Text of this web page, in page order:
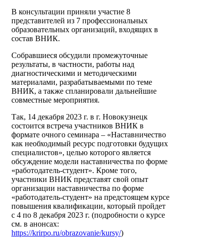
В консультации приняли участие 8
представителей из 7 профессиональных
образовательных организаций, входящих в
состав ВНИК.
Собравшиеся обсудили промежуточные
результаты, в частности, работы над
диагностическими и методическими
материалами, разрабатываемыми по теме
ВНИК, а также спланировали дальнейшие
совместные мероприятия.
Так, 14 декабря 2023 г. в г. Новокузнецк
состоится встреча участников ВНИК в
формате очного семинара – «Наставничество
как необходимый ресурс подготовки будущих
специалистов», целью которого является
обсуждение модели наставничества по форме
«работодатель-студент». Кроме того,
участники ВНИК представят свой опыт
организации наставничества по форме
«работодатель-студент» на предстоящем курсе
повышения квалификации, который пройдет
с 4 по 8 декабря 2023 г. (подробности о курсе
см. в анонсах:
https://krirpo.ru/obrazovanie/kursy/)